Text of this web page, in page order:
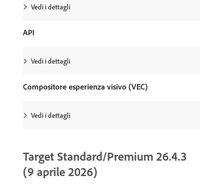
Vedi i dettagli
API
Vedi i dettagli
Compositore esperienza visivo (VEC)
Vedi i dettagli
Target Standard/Premium 26.4.3
(9 aprile 2026)